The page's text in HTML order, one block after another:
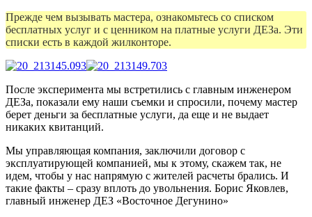
Прежде чем вызывать мастера, ознакомьтесь со списком
бесплатных услуг и с ценником на платные услуги ДЕЗа. Эти
списки есть в каждой жилконторе.
После эксперимента мы встретились с главным инженером
ДЕЗа, показали ему наши съемки и спросили, почему мастер
берет деньги за бесплатные услуги, да еще и не выдает
никаких квитанций.
Мы управляющая компания, заключили договор с
эксплуатирующей компанией, мы к этому, скажем так, не
идем, чтобы у нас напрямую с жителей расчеты брались. И
такие факты – сразу вплоть до увольнения. Борис Яковлев,
главный инженер ДЕЗ «Восточное Дегунино»